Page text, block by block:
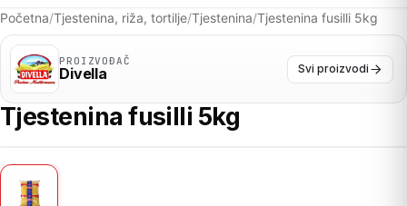
Početna/Tjestenina, riža, tortilje/Tjestenina/Tjestenina fusilli 5kg
PROIZVOĐAČ
Divella Svi proizvodi
Tjestenina fusilli 5kg